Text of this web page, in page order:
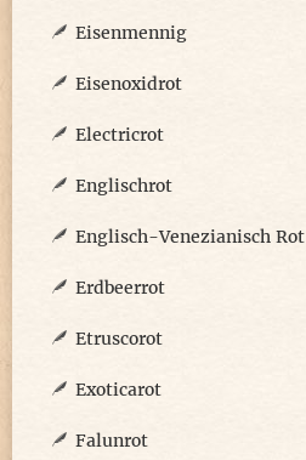
Eisenmennig
Eisenoxidrot
Electricrot
Englischrot
Englisch-Venezianisch Rot
Erdbeerrot
Etruscorot
Exoticarot
Falunrot